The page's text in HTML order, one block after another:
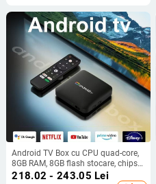
Android TV Box cu CPU quad-core,
8GB RAM, 8GB flash stocare, chipset
Amlogic, HDMI/USB/AV, Full HD
218.02 - 243.05 Lei